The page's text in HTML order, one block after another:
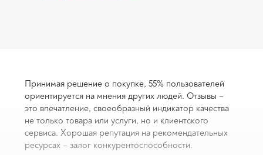
Принимая решение о покупке, 55% пользователей
ориентируется на мнения других людей. Отзывы –
это впечатление, своеобразный индикатор качества
не только товара или услуги, но и клиентского
сервиса. Хорошая репутация на рекомендательных
ресурсах – залог конкурентоспособности.